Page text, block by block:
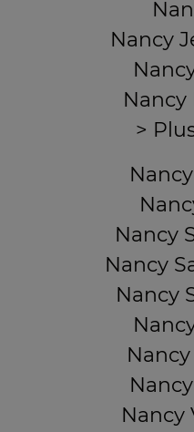
Nancy
>
Nancy
Nancy
Nancy
Nancy